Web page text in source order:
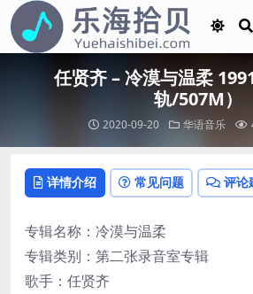
任贤齐 – 冷漠与温柔
轨/507M）
2020-09-20 华语音乐
详情介绍 常见问题 评论
专辑名称：冷漠与温柔
专辑类别：第二张录音室专辑
歌手：任贤齐